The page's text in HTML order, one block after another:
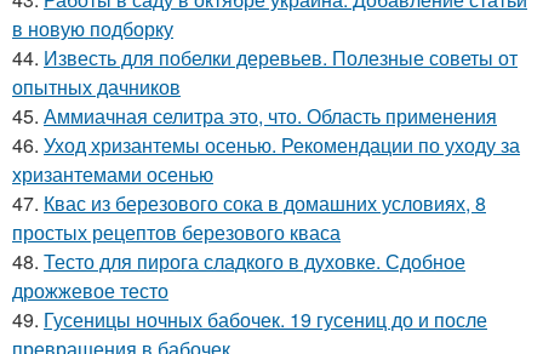
в новую подборку
44. Известь для побелки деревьев. Полезные советы от
опытных дачников
45. Аммиачная селитра это, что. Область применения
46. Уход хризантемы осенью. Рекомендации по уходу за
хризантемами осенью
47. Квас из березового сока в домашних условиях, 8
простых рецептов березового кваса
48. Тесто для пирога сладкого в духовке. Сдобное
дрожжевое тесто
49. Гусеницы ночных бабочек. 19 гусениц до и после